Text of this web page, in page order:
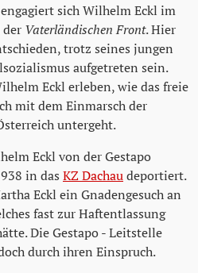
sich Wilhelm Eckl im
Vaterländischen Front. Hier
trotz seines jungen
aufgetreten sein.
Eckl erleben, wie das freie
mit dem Einmarsch der
untergeht.
Eckl von der Gestapo
in das KZ Dachaudeportiert.
Eckl ein Gnadengesuch an
fast zur Haftentlassung
Die Gestapo - Leitstelle
durch ihren Einspruch.